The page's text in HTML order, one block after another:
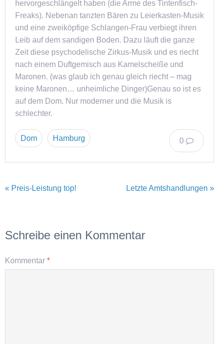
hervorgeschlängelt haben (die Arme des Tintenfisch-
Freaks). Nebenan tanzten Bären zu Leierkasten-Musik
und eine zweiköpfige Schlangen-Frau verbiegt ihren
Leib auf dem sandigen Boden. Dazu läuft die ganze
Zeit diese psychodelische Zirkus-Musik und es riecht
nach einem Duftgemisch aus Kamelscheiße und
Maronen. (was glaub ich genau gleich riecht – mag
keine Maronen… unheimliche Dinger)Genau so ist es
auf dem Dom. Nur moderner und die Musik is
schlechter.
0
Dom Hamburg
« Preis-Leistung top! Letzte Amtshandlungen »
Schreibe einen Kommentar
Kommentar *